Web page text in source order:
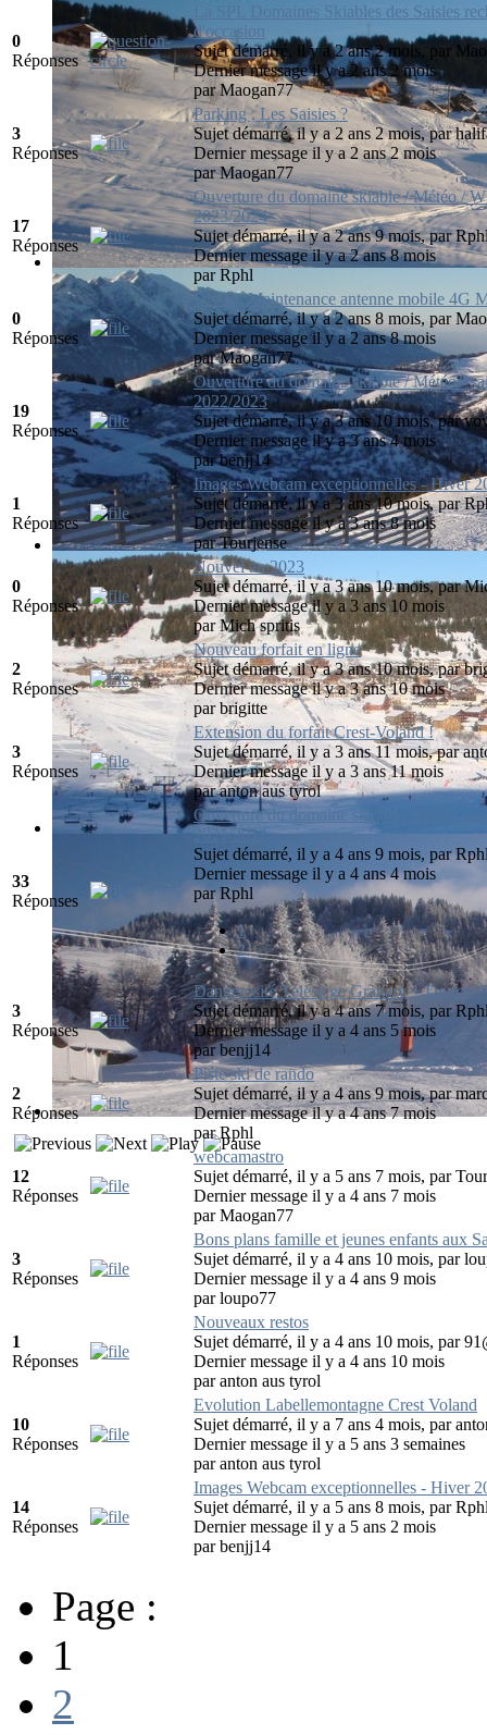
0
Réponses
La SPL Domaines Skiables des Saisies
d'occasion
Sujet démarré, il y a 2 ans 2 mois, par
Dernier message il y a 2 ans 2 mois
parMaogan77
3
Réponses
Parking , Les Saisies ?
Sujet démarré, il y a 2 ans 2 mois, par
Dernier message il y a 2 ans 2 mois
parMaogan77
17
Réponses
Ouverture du domaine skiable / Météo /
2023/2024
Sujet démarré, il y a 2 ans 9 mois, par
Dernier message il y a 2 ans 8 mois
parRphl
0
Réponses
Divers: Maintenance antenne mobile 4G
Sujet démarré, il y a 2 ans 8 mois, par
Dernier message il y a 2 ans 8 mois
parMaogan77
19
Réponses
Ouverture du domaine skiable / Météo -
2022/2023
Sujet démarré, il y a 3 ans 10 mois, par
Dernier message il y a 3 ans 4 mois
parbenjj14
1
Réponses
Images Webcam exceptionnelles - Hiver
Sujet démarré, il y a 3 ans 10 mois, par
Dernier message il y a 3 ans 8 mois
parTourjense
0
Réponses
Nouvel an 2023
Sujet démarré, il y a 3 ans 10 mois, par
Dernier message il y a 3 ans 10 mois
parMich spritis
2
Réponses
Nouveau forfait en ligne
Sujet démarré, il y a 3 ans 10 mois, par
Dernier message il y a 3 ans 10 mois
parbrigitte
3
Réponses
Extension du forfait Crest-Voland !
Sujet démarré, il y a 3 ans 11 mois, par
Dernier message il y a 3 ans 11 mois
paranton aus tyrol
33
Réponses
Ouverture du domaine skiable / Météo -
2021/2022
Sujet démarré, il y a 4 ans 9 mois, par
Dernier message il y a 4 ans 4 mois
parRphl
1
2
3
Réponses
Dangerosité Télésiège Grattary + Douce
Sujet démarré, il y a 4 ans 7 mois, par
Dernier message il y a 4 ans 5 mois
parbenjj14
2
Réponses
Piste ski de rando
Sujet démarré, il y a 4 ans 9 mois, par
Dernier message il y a 4 ans 7 mois
parRphl
12
Réponses
webcamastro
Sujet démarré, il y a 5 ans 7 mois, par
Dernier message il y a 4 ans 7 mois
parMaogan77
3
Réponses
Bons plans famille et jeunes enfants aux
Sujet démarré, il y a 4 ans 10 mois, par
Dernier message il y a 4 ans 9 mois
parloupo77
1
Réponses
Nouveaux restos
Sujet démarré, il y a 4 ans 10 mois, par
Dernier message il y a 4 ans 10 mois
paranton aus tyrol
10
Réponses
Evolution Labellemontagne Crest Voland
Sujet démarré, il y a 7 ans 4 mois, par
Dernier message il y a 5 ans 3 semaines
paranton aus tyrol
14
Réponses
Images Webcam exceptionnelles - Hiver
Sujet démarré, il y a 5 ans 8 mois, par
Dernier message il y a 5 ans 2 mois
parbenjj14
Page :
1
2